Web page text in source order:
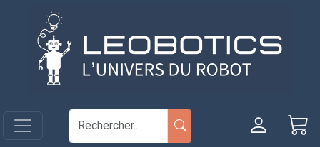
Aller au contenu principal
Panneau de gestion des cookies